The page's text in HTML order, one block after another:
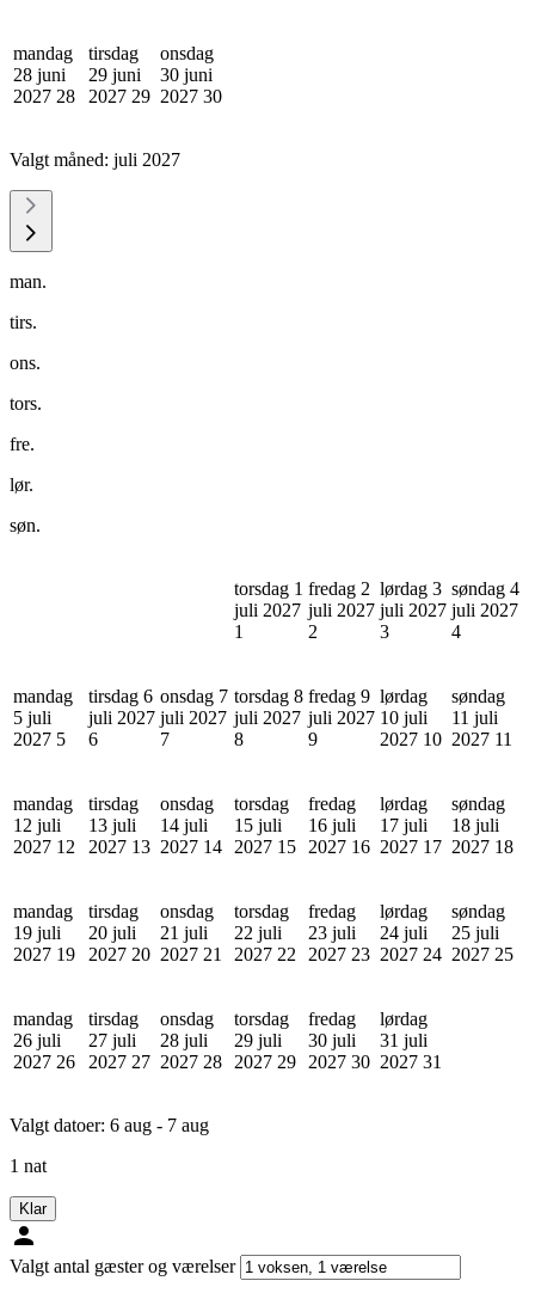
mandag
28 juni
2027 28
tirsdag
29 juni
2027 29
onsdag
30 juni
2027 30
Valgt måned: juli 2027
man.
tirs.
ons.
tors.
fre.
lør.
søn.
torsdag 1
juli 2027
1
fredag 2
juli 2027
2
lørdag 3
juli 2027
3
søndag 4
juli 2027
4
mandag
5 juli
2027 5
tirsdag 6
juli 2027
6
onsdag 7
juli 2027
7
torsdag 8
juli 2027
8
fredag 9
juli 2027
9
lørdag
10 juli
2027 10
søndag
11 juli
2027 11
mandag
12 juli
2027 12
tirsdag
13 juli
2027 13
onsdag
14 juli
2027 14
torsdag
15 juli
2027 15
fredag
16 juli
2027 16
lørdag
17 juli
2027 17
søndag
18 juli
2027 18
mandag
19 juli
2027 19
tirsdag
20 juli
2027 20
onsdag
21 juli
2027 21
torsdag
22 juli
2027 22
fredag
23 juli
2027 23
lørdag
24 juli
2027 24
søndag
25 juli
2027 25
mandag
26 juli
2027 26
tirsdag
27 juli
2027 27
onsdag
28 juli
2027 28
torsdag
29 juli
2027 29
fredag
30 juli
2027 30
lørdag
31 juli
2027 31
Valgt datoer: 6 aug - 7 aug
1 nat
Klar
Valgt antal gæster og værelser